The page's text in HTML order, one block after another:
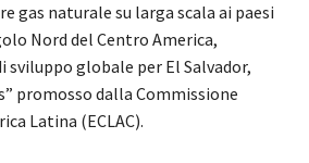
gas naturale su larga scala ai paesi
Nord del Centro America,
sviluppo globale per El Salvador,
promosso dalla Commissione
Latina (ECLAC).